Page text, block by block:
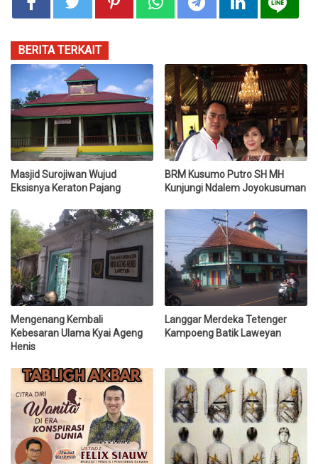
BERITA TERKAIT
Masjid Surojiwan Wujud
Eksisnya Keraton Pajang
BRM Kusumo Putro SH MH
Kunjungi Ndalem Joyokusuman
Mengenang Kembali
Kebesaran Ulama Kyai Ageng
Henis
Langgar Merdeka Tetenger
Kampoeng Batik Laweyan